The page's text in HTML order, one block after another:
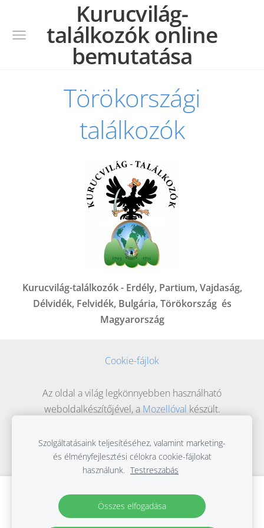
Kurucvilág-
találkozók online
bemutatása
Törökországi
találkozók
Kurucvilág-találkozók - Erdély, Partium, Vajdaság,
Délvidék, Felvidék, Bulgária, Törökország és
Magyarország
Cookie-fájlok
Az oldal a világ legkönnyebben használható
weboldalkészítőjével, a Mozellóval készült.
Hozzon létre weboldalt vagy webáruházat
a Mozello segítségével.
Szolgáltatásaink teljesítéséhez, valamint marketing-
és élményfejlesztési célokra cookie-fájlokat
használunk. Testreszabás
Összes elfogadása